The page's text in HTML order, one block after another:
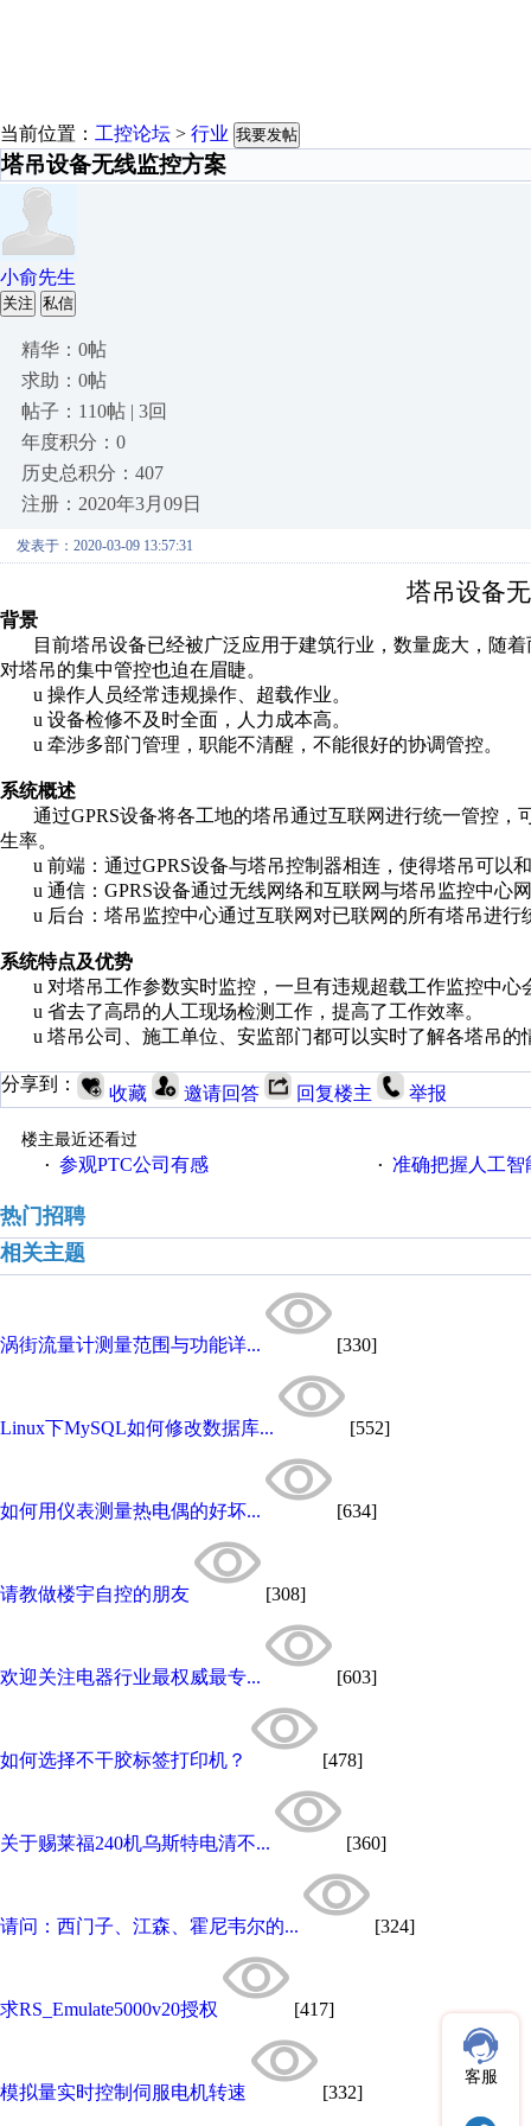
当前位置： 工控论坛 > 行业 我要发帖
塔吊设备无线监控方案
小俞先生
关注 私信
精华：0帖
求助：0帖
帖子：110帖 | 3回
年度积分：0
历史总积分：407
注册：2020年3月09日
发表于：2020-03-09 13:57:31
塔吊设备
背景
目前塔吊设备已经被广泛应用于建筑行业，数量庞大，随
对塔吊的集中管控也迫在眉睫。
u 操作人员经常违规操作、超载作业。
u 设备检修不及时全面，人力成本高。
u 牵涉多部门管理，职能不清醒，不能很好的协调管控。
系统概述
通过GPRS设备将各工地的塔吊通过互联网进行统一管控，
生率。
u 前端：通过GPRS设备与塔吊控制器相连，使得塔吊可以
u 通信： GPRS设备通过无线网络和互联网与塔吊监控中心
u 后台：塔吊监控中心通过互联网对已联网的所有塔吊进行
系统特点及优势
u 对塔吊工作参数实时监控，一旦有违规超载工作监控中心
u 省去了高昂的人工现场检测工作，提高了工作效率。
u 塔吊公司、施工单位、安监部门都可以实时了解各塔吊的
分享到： 收藏 邀请回答 回复楼主 举报
楼主最近还看过
· 参观PTC公司有感 · 准确把握人工
热门招聘
相关主题
涡街流量计测量范围与功能详... [330]
Linux下MySQL如何修改数据库... [552]
如何用仪表测量热电偶的好坏... [634]
请教做楼宇自控的朋友 [308]
欢迎关注电器行业最权威最专... [603]
如何选择不干胶标签打印机？ [478]
关于赐莱福240机乌斯特电清不... [360]
请问：西门子、江森、霍尼韦尔的... [324]
求RS_Emulate5000v20授权 [417]
模拟量实时控制伺服电机转速 [332]
客服